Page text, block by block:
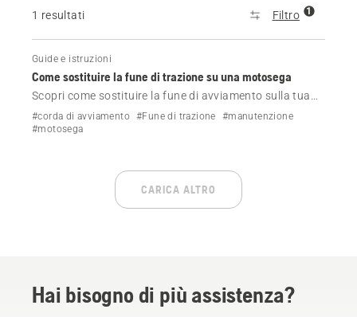
1 resultati Filtro 1
Guide e istruzioni
Come sostituire la fune di trazione su una motosega
Scopri come sostituire la fune di avviamento sulla tua
motosega Husqvarna.
#corda di avviamento #Fune di trazione
#manutenzione
#motosega
CARICA ALTRO
Hai bisogno di più assistenza?